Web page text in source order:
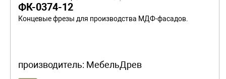
ФК-0374-12
Концевые фрезы для производства МДФ-фасадов.
производитель: МебельДрев